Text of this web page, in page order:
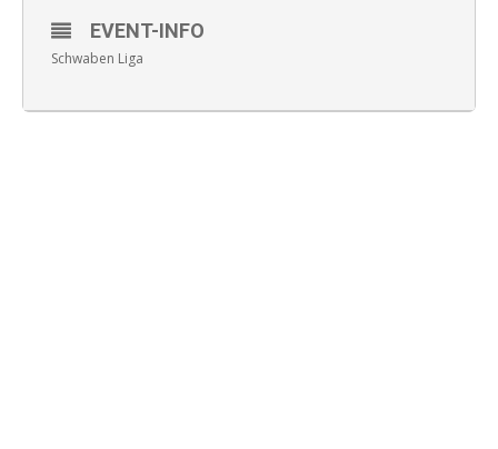
EVENT-INFO
Schwaben Liga